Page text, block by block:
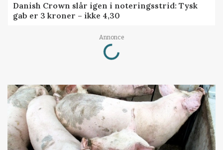
Danish Crown slår igen i noteringsstrid: Tysk
gab er 3 kroner – ikke 4,30
Annonce
Loading...